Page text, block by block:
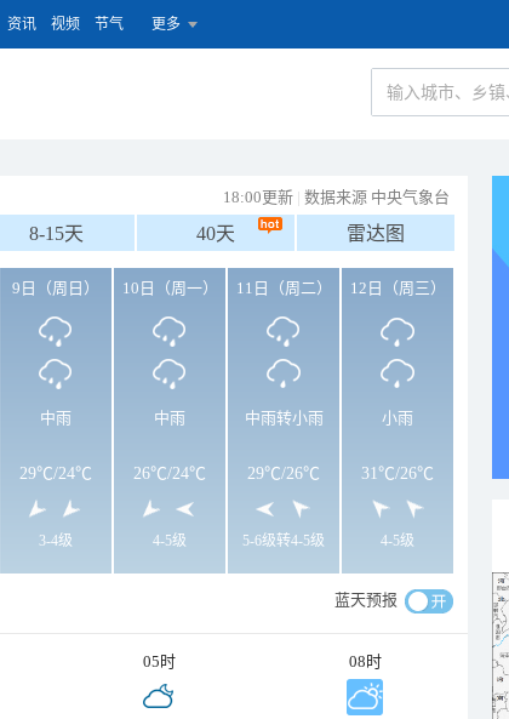
资讯 视频 节气 更多
18:00更新 | 数据来源 中央气象台
8-15天 40天 雷达图
9日（周日）
中雨
29℃/24℃
3-4级
10日（周一）
中雨
26℃/24℃
4-5级
11日（周二）
中雨转小雨
29℃/26℃
5-6级转4-5级
12日（周三）
小雨
31℃/26℃
4-5级
蓝天预报
05时 08时